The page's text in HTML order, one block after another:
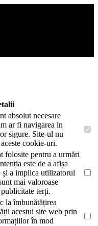
continut personalizat de
ca vizitator Parker
absolut necesare
ar fi navigarea in
sigure. Site-ul nu
cookie-uri.
folosite pentru a urmări
este de a afișa
și a implica utilizatorul
mai valoroase
terți.
la îmbunătățirea
acestui site web prin
în mod